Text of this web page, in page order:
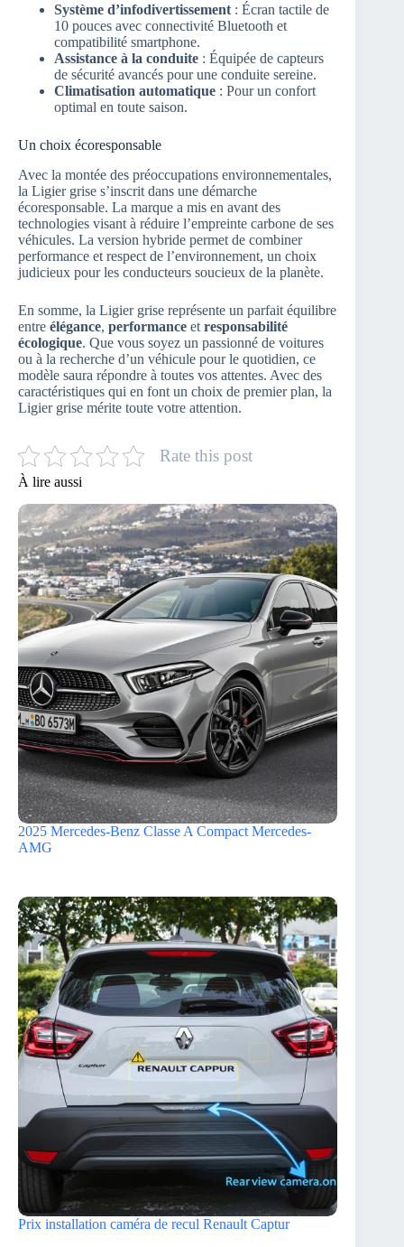
Système d’infodivertissement : Écran tactile de
10 pouces avec connectivité Bluetooth et
compatibilité smartphone.
Assistance à la conduite : Équipée de capteurs
de sécurité avancés pour une conduite sereine.
Climatisation automatique : Pour un confort
optimal en toute saison.
Un choix écoresponsable
Avec la montée des préoccupations environnementales,
la Ligier grise s’inscrit dans une démarche
écoresponsable. La marque a mis en avant des
technologies visant à réduire l’empreinte carbone de ses
véhicules. La version hybride permet de combiner
performance et respect de l’environnement, un choix
judicieux pour les conducteurs soucieux de la planète.
En somme, la Ligier grise représente un parfait équilibre
entre élégance, performance et responsabilité
écologique. Que vous soyez un passionné de voitures
ou à la recherche d’un véhicule pour le quotidien, ce
modèle saura répondre à toutes vos attentes. Avec des
caractéristiques qui en font un choix de premier plan, la
Ligier grise mérite toute votre attention.
Rate this post
À lire aussi
2025 Mercedes-Benz Classe A Compact Mercedes-
AMG
Prix installation caméra de recul Renault Captur